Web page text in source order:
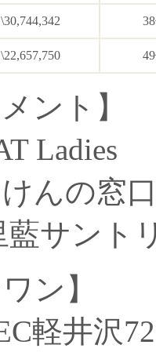
1 R
スチャンピオンシップ
城県) / 6,718Yards
2 R
76( +4 ) 81
\30,744,342
\22,657,750
ント】
Ladies
んの窓
サント
ン】
軽井沢